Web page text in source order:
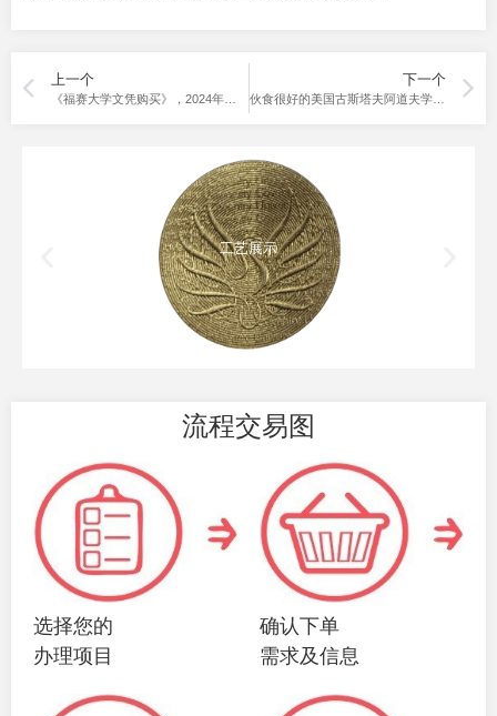
上一个 下一个
伙食很好的美国古斯塔夫阿道夫学院假文凭购买
工艺展示
流程交易图
选择您的
办理项目
确认下单
需求及信息